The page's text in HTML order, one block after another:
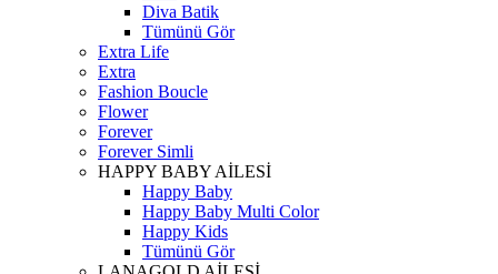
Diva Batik
Tümünü Gör
Extra Life
Extra
Fashion Boucle
Flower
Forever
Forever Simli
HAPPY BABY AİLESİ
Happy Baby
Happy Baby Multi Color
Happy Kids
Tümünü Gör